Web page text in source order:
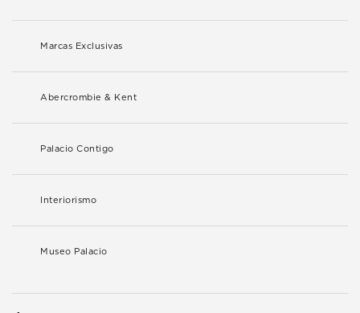
Marcas Exclusivas
Abercrombie & Kent
Palacio Contigo
Interiorismo
Museo Palacio